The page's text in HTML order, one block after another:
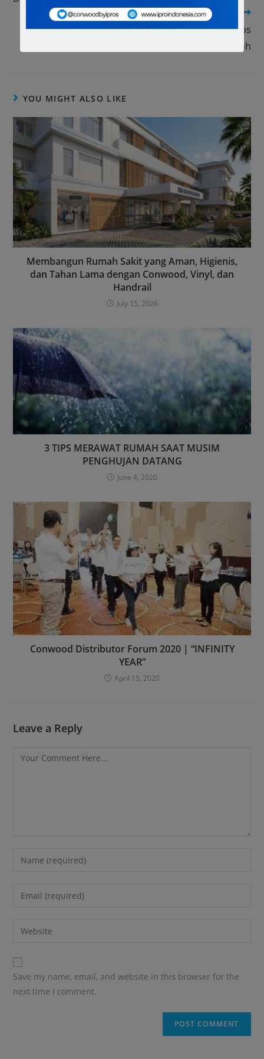
Next Post
Ingin ruangan di rumah lebih sejuk? Yuk simak tips
memperbaiki sirkulasi udara di rumah
YOU MIGHT ALSO LIKE
Membangun Rumah Sakit yang Aman, Higienis,
dan Tahan Lama dengan Conwood, Vinyl, dan
Handrail
July 15, 2026
3 TIPS MERAWAT RUMAH SAAT MUSIM
PENGHUJAN DATANG
June 4, 2020
Conwood Distributor Forum 2020 | “INFINITY
YEAR”
April 15, 2020
Leave a Reply
Comment
Enter
Enter
Enter
website
URL
(optional)
Save my name, email, and website in this browser for the
next time I comment.